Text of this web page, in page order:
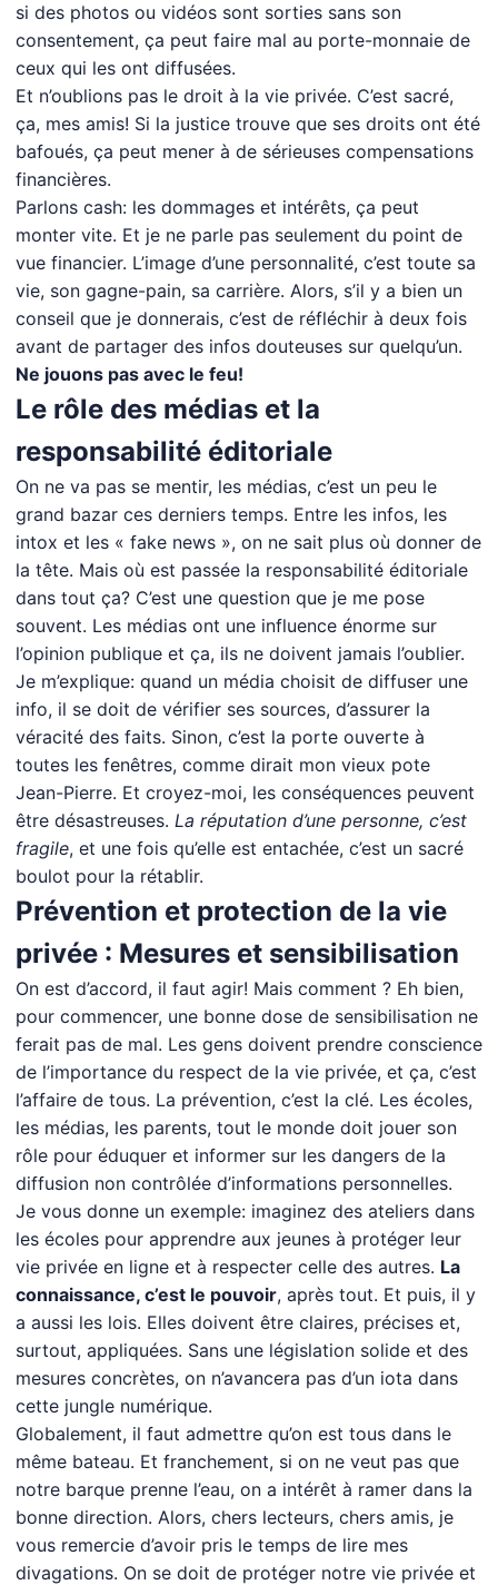
si des photos ou vidéos sont sorties sans son
consentement, ça peut faire mal au porte-monnaie de
ceux qui les ont diffusées.
Et n’oublions pas le droit à la vie privée. C’est sacré,
ça, mes amis! Si la justice trouve que ses droits ont été
bafoués, ça peut mener à de sérieuses compensations
financières.
Parlons cash: les dommages et intérêts, ça peut
monter vite. Et je ne parle pas seulement du point de
vue financier. L’image d’une personnalité, c’est toute sa
vie, son gagne-pain, sa carrière. Alors, s’il y a bien un
conseil que je donnerais, c’est de réfléchir à deux fois
avant de partager des infos douteuses sur quelqu’un.
Ne jouons pas avec le feu!
Le rôle des médias et la
responsabilité éditoriale
On ne va pas se mentir, les médias, c’est un peu le
grand bazar ces derniers temps. Entre les infos, les
intox et les « fake news », on ne sait plus où donner de
la tête. Mais où est passée la responsabilité éditoriale
dans tout ça? C’est une question que je me pose
souvent. Les médias ont une influence énorme sur
l’opinion publique et ça, ils ne doivent jamais l’oublier.
Je m’explique: quand un média choisit de diffuser une
info, il se doit de vérifier ses sources, d’assurer la
véracité des faits. Sinon, c’est la porte ouverte à
toutes les fenêtres, comme dirait mon vieux pote
Jean-Pierre. Et croyez-moi, les conséquences peuvent
être désastreuses. La réputation d’une personne, c’est
fragile, et une fois qu’elle est entachée, c’est un sacré
boulot pour la rétablir.
Prévention et protection de la vie
privée : Mesures et sensibilisation
On est d’accord, il faut agir! Mais comment ? Eh bien,
pour commencer, une bonne dose de sensibilisation ne
ferait pas de mal. Les gens doivent prendre conscience
de l’importance du respect de la vie privée, et ça, c’est
l’affaire de tous. La prévention, c’est la clé. Les écoles,
les médias, les parents, tout le monde doit jouer son
rôle pour éduquer et informer sur les dangers de la
diffusion non contrôlée d’informations personnelles.
Je vous donne un exemple: imaginez des ateliers dans
les écoles pour apprendre aux jeunes à protéger leur
vie privée en ligne et à respecter celle des autres. La
connaissance, c’est le pouvoir, après tout. Et puis, il y
a aussi les lois. Elles doivent être claires, précises et,
surtout, appliquées. Sans une législation solide et des
mesures concrètes, on n’avancera pas d’un iota dans
cette jungle numérique.
Globalement, il faut admettre qu’on est tous dans le
même bateau. Et franchement, si on ne veut pas que
notre barque prenne l’eau, on a intérêt à ramer dans la
bonne direction. Alors, chers lecteurs, chers amis, je
vous remercie d’avoir pris le temps de lire mes
divagations. On se doit de protéger notre vie privée et